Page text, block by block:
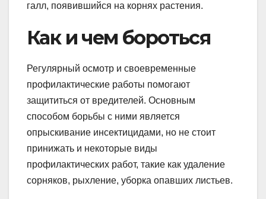
галл, появившийся на корнях растения.
Как и чем бороться
Регулярный осмотр и своевременные
профилактические работы помогают
защититься от вредителей. Основным
способом борьбы с ними является
опрыскивание инсектицидами, но не стоит
принижать и некоторые виды
профилактических работ, такие как удаление
сорняков, рыхление, уборка опавших листьев.